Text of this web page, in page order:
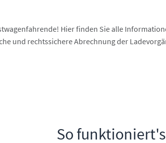
Hier finden Sie alle
und rechtssichere Abrechnung der
So funktioniert's